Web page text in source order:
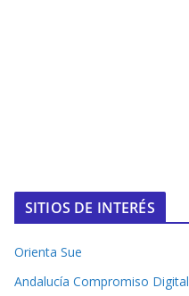
SITIOS DE INTERÉS
Orienta Sue
Andalucía Compromiso Digital